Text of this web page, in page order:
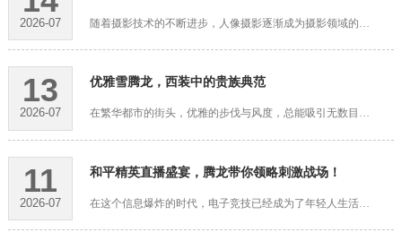
2026-07 随着摄影技术的不断进步，人像摄影逐渐成为摄影领域的一大热门。在这股潮流中，摄影师们纷纷寻求突破，力求在作品中展现出更加独特和个性化的风格。而腾龙1750mm镜头的问世，无疑为摄影师们提供了全新的拍摄可能性，···
13
2026-07
优雅雪腾龙，西装中的贵族典范
在繁华都市的街头，优雅的步伐与风度，总能吸引无数目光。而在这其中，有一种独特的存在，仿佛西装中的贵族典范，让人不禁为之侧目。它，便是那优雅雪腾龙。雪腾龙，顾名思义，如同雪白的翅膀腾空而起，寓意着高贵的···
11
2026-07
和平精英直播盛宴，腾龙带你领略刺激战场！
在这个信息爆炸的时代，电子竞技已经成为了年轻人生活中不可或缺的一部分。而《和平精英》作为一款备受欢迎的射击游戏，更是吸引了无数玩家的目光。为了满足广大玩家的需求，各大直播平台纷纷推出精彩的直播盛宴，其···